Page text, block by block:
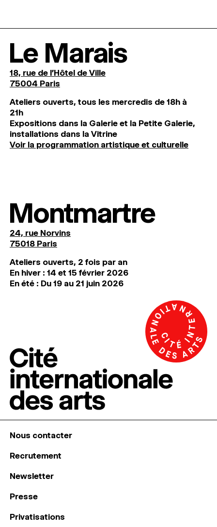
Le Marais
18, rue de l'Hôtel de Ville
75004 Paris
Ateliers ouverts, tous les mercredis de 18h à
21h
Expositions dans la Galerie et la Petite Galerie,
installations dans la Vitrine
Voir la programmation artistique et culturelle
Montmartre
24, rue Norvins
75018 Paris
Ateliers ouverts, 2 fois par an
En hiver : 14 et 15 février 2026
En été : Du 19 au 21 juin 2026
Nous contacter
Recrutement
Newsletter
Presse
Privatisations